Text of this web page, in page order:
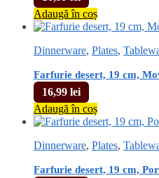
Adaugă în coș
Dinnerware, Plates,
Farfurie desert, 19 cm,
16,99 lei
Adaugă în coș
Dinnerware, Plates,
Farfurie desert, 19 cm,